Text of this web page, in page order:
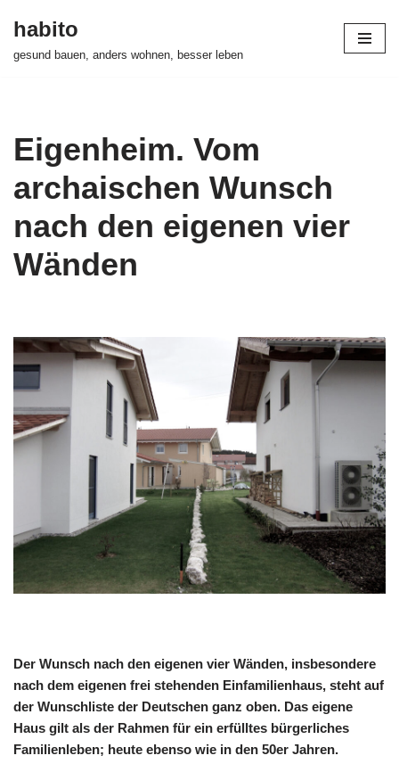
habito
gesund bauen, anders wohnen, besser leben
Eigenheim. Vom
archaischen Wunsch
nach den eigenen vier
Wänden
Der Wunsch nach den eigenen vier Wänden, insbesondere
nach dem eigenen frei stehenden Einfamilienhaus, steht auf
der Wunschliste der Deutschen ganz oben. Das eigene
Haus gilt als der Rahmen für ein erfülltes bürgerliches
Familienleben; heute ebenso wie in den 50er Jahren.